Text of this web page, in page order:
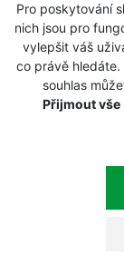
Pro poskytování
nich jsou pro
vylepšit váš
co právě hledáte.
souhlas
Přijmout vše